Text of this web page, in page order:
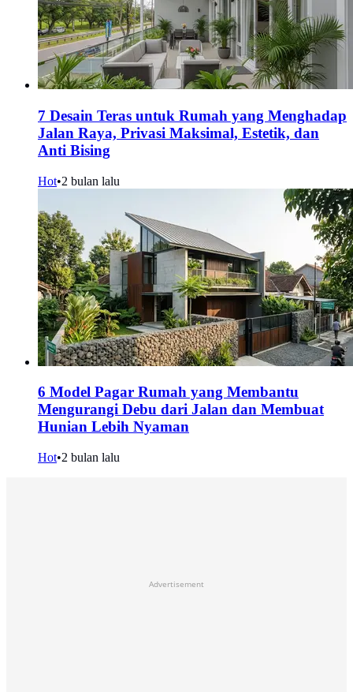
7 Desain Teras untuk Rumah yang Menghadap
Jalan Raya, Privasi Maksimal, Estetik, dan
Anti Bising
Hot•2 bulan lalu
6 Model Pagar Rumah yang Membantu
Mengurangi Debu dari Jalan dan Membuat
Hunian Lebih Nyaman
Hot•2 bulan lalu
Advertisement